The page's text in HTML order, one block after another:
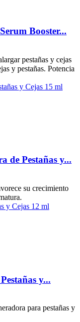
Booster...
pestañas y cejas
y pestañas. Potencia
de Pestañas y...
su crecimiento
y...
para pestañas y